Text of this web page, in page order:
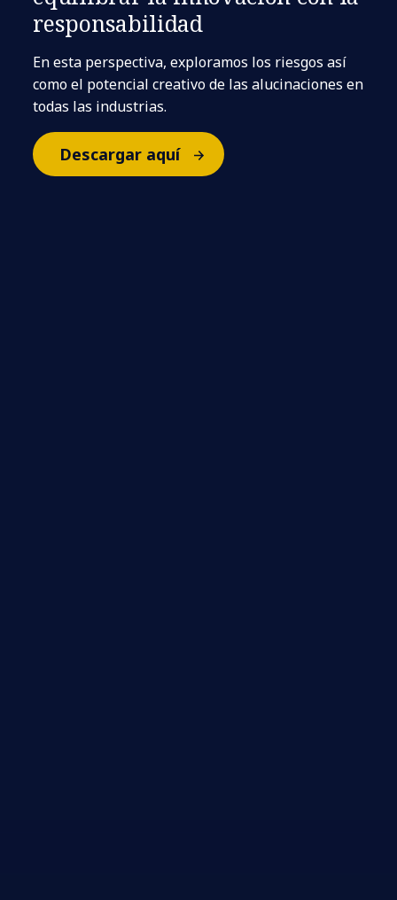
responsabilidad
En esta perspectiva, exploramos los riesgos así
como el potencial creativo de las alucinaciones en
todas las industrias.
Descargar aquí